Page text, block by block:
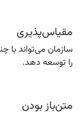
مقیاس‌پذیری
سازمان می‌تواند با
را توسعه دهد.
متن‌باز بودن